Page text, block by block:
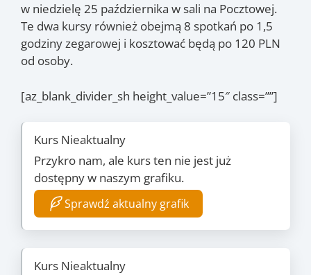
w niedzielę 25 października w sali na Pocztowej.
Te dwa kursy również obejmą 8 spotkań po 1,5
godziny zegarowej i kosztować będą po 120 PLN
od osoby.
[az_blank_divider_sh height_value=”15″ class=””]
Kurs Nieaktualny
Przykro nam, ale kurs ten nie jest już
dostępny w naszym grafiku.
Sprawdź aktualny grafik
Kurs Nieaktualny